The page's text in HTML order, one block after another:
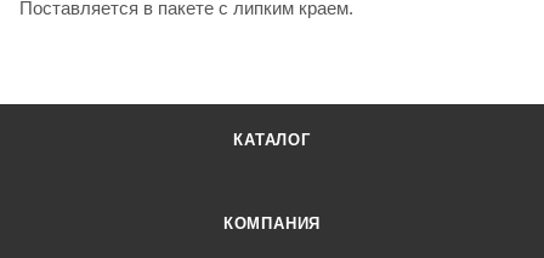
Поставляется в пакете с липким краем.
КАТАЛОГ
КОМПАНИЯ